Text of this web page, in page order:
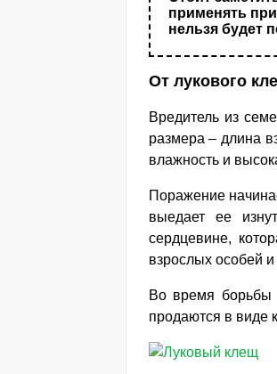
применять
нельзя будет
От лукового
Вредитель из
размера – длина
влажность и
Поражение
выедает ее
сердцевине,
взрослых особей и
Во время борьбы
продаются в виде